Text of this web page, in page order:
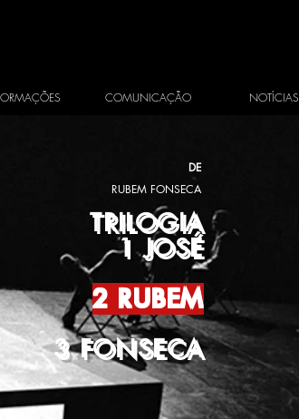
COMUNICAÇÃO NOTÍCIAS
TRILOGIA
1 JOSÉ
2 RUBEM
3 FONSECA
DE
RUBEM FONSECA